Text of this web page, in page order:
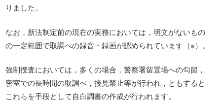
りました。
なお，新法制定前の現在の実務においては，明文がないもの
の一定範囲で取調べの録音・録画が認められています（※）。
強制捜査においては，多くの場合，警察署留置場への勾留，
密室での長時間の取調べ，接見禁止等が行われ，ともすると
これらを手段として自白調書の作成が行われます。